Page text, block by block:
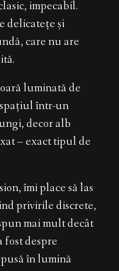
impecabil.
delicatețe și
care nu are
luminată de
într-un
decor alb
– exact tipul de
îmi place să las
privirile discrete,
mai mult decât
fost despre
în lumină